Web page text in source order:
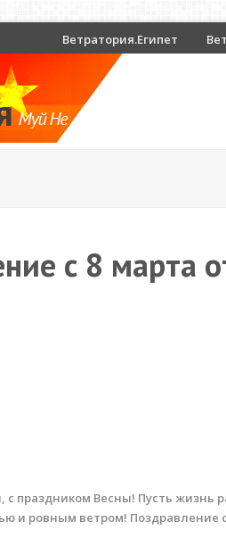
Ветратория.Египет
с 8 марта
Весны! Пусть жизнь
и ровным ветром! Поздравление